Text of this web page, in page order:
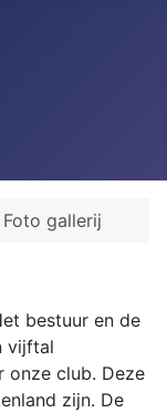
Foto gallerij
bestuur en de
vijftal
onze club. Deze
zijn. De